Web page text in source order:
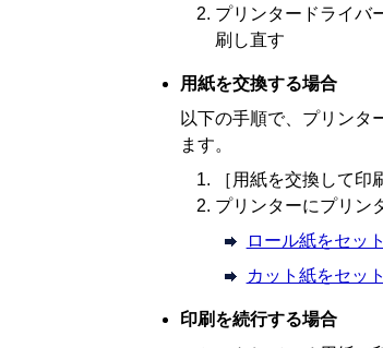
プリンタードライバ
刷し直す
用紙を交換する場合
以下の手順で、プリンタ
ます。
［用紙を交換して印
プリンターにプリン
ロール紙をセッ
カット紙をセッ
印刷を続行する場合